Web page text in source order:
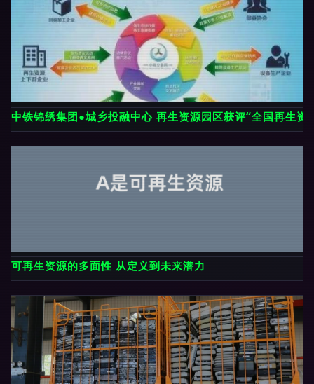
中铁锦绣集团●城乡投融中心 再生资源园区获评“全国再生资
可再生资源的多面性 从定义到未来潜力